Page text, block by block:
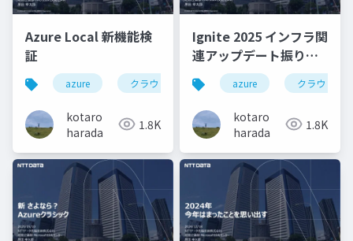
Azure Local 新機能検
証
azure クラウド ハイブリッド vm管理
kotaro
harada
1.8K
Ignite 2025 インフラ関
連アップデート振り返
り
azure クラウド
kotaro
harada
1.8K